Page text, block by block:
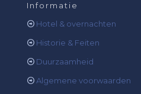
Informatie
Hotel & overnachten
Historie & Feiten
Duurzaamheid
Algemene voorwaarden